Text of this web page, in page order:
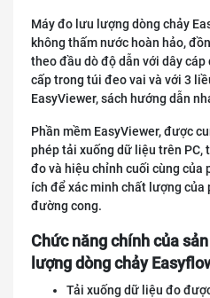
Máy đo lưu lượng dòng chảy
không thấm nước hoàn hảo,
theo đầu dò độ dẫn với dây
cấp trong túi đeo vai và với 3
EasyViewer, sách hướng dẫn
Phần mềm EasyViewer, được
phép tải xuống dữ liệu trên PC,
đo và hiệu chỉnh cuối cùng của
ích để xác minh chất lượng của
đường cong.
Chức năng chính của
lượng dòng chảy
Tải xuống dữ liệu đo